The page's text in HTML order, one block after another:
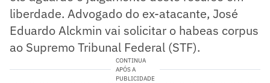
liberdade. Advogado do ex-atacante, José
Eduardo Alckmin vai solicitar o habeas corpus
ao Supremo Tribunal Federal (STF).
CONTINUA
APÓS A
PUBLICIDADE